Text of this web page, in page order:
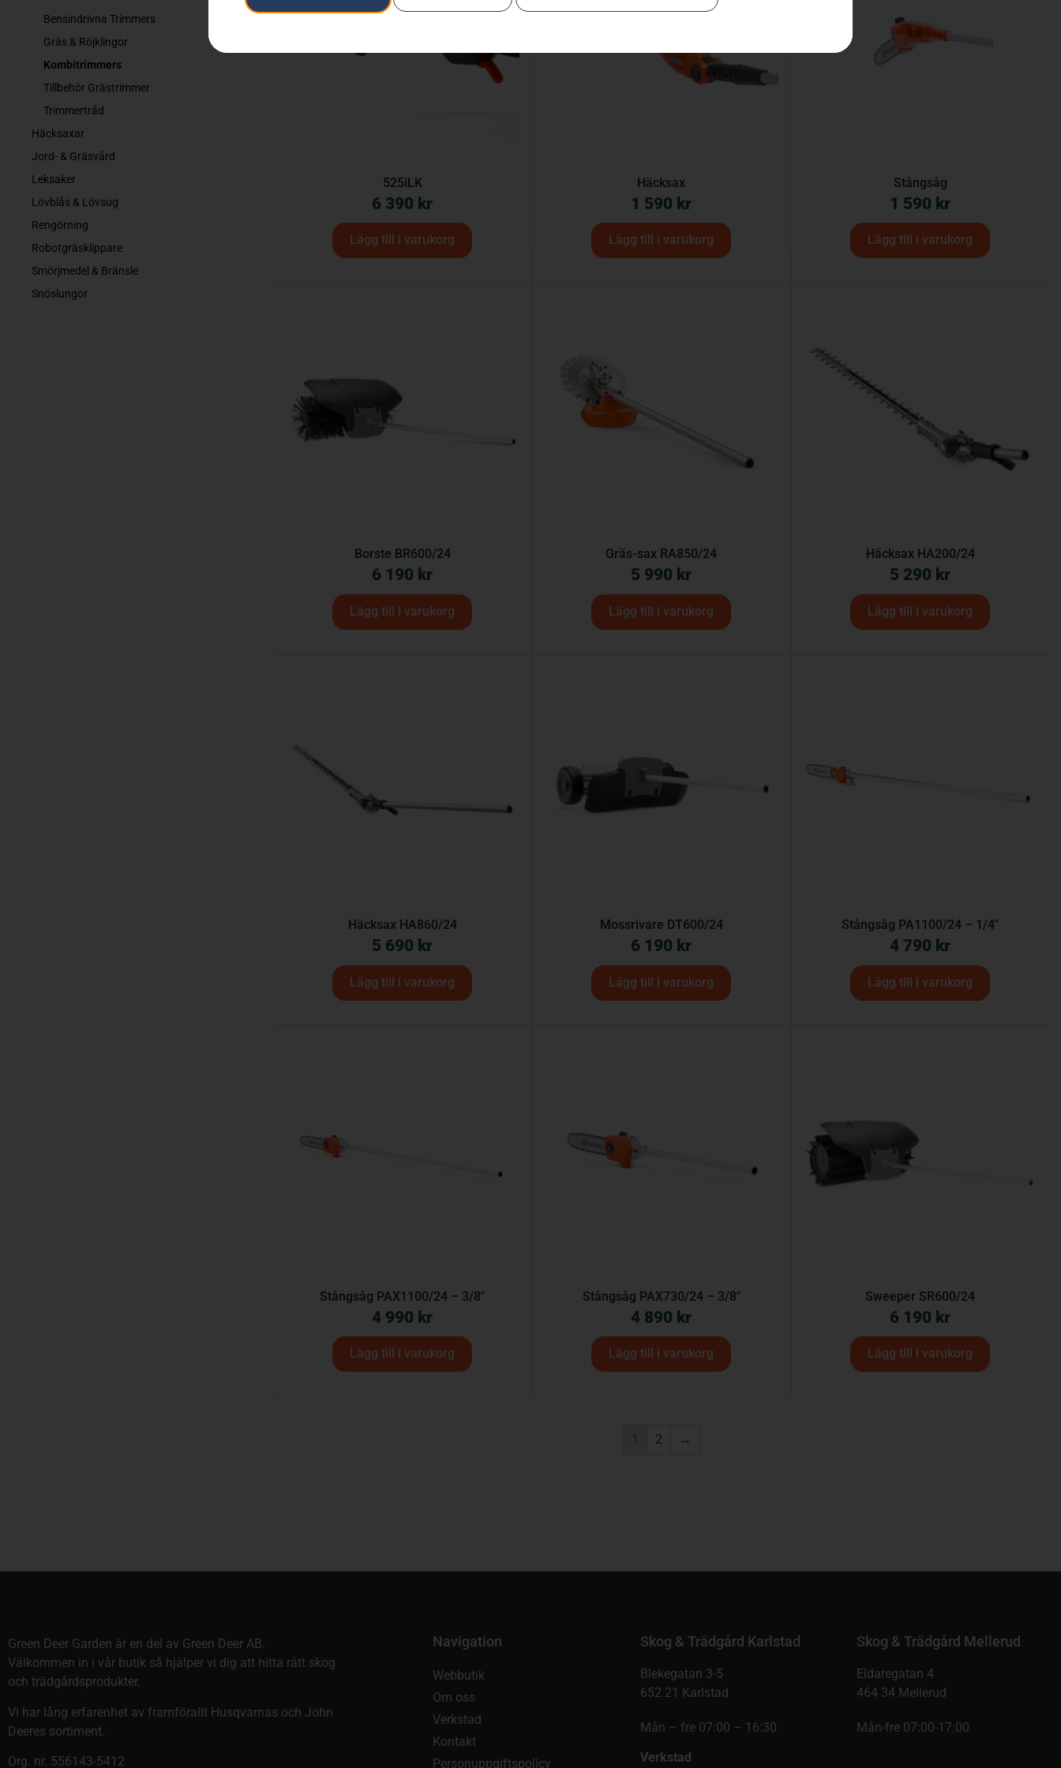
Bensindrivna Trimmers
Gräs & Röjklingor
Kombitrimmers
Tillbehör Grästrimmer
Trimmertråd
Häcksaxar
Jord- & Gräsvård
Leksaker
Lövblås & Lövsug
Rengörning
Robotgräsklippare
Smörjmedel & Bränsle
Snöslungor
525iLK
6 390 kr
Lägg till i varukorg
Häcksax
1 590 kr
Lägg till i varukorg
Stångsåg
1 590 kr
Lägg till i varukorg
Borste BR600/24
6 190 kr
Lägg till i varukorg
Gräs-sax RA850/24
5 990 kr
Lägg till i varukorg
Häcksax HA200/24
5 290 kr
Lägg till i varukorg
Häcksax HA860/24
5 690 kr
Lägg till i varukorg
Mossrivare DT600/24
6 190 kr
Lägg till i varukorg
Stångsåg PA1100/24 – 1/4″
4 790 kr
Lägg till i varukorg
Stångsåg PAX1100/24 – 3/8″
4 990 kr
Lägg till i varukorg
Stångsåg PAX730/24 – 3/8″
4 890 kr
Lägg till i varukorg
Sweeper SR600/24
6 190 kr
Lägg till i varukorg
1 2 →
Green Deer Garden är en del av Green Deer AB.
Välkommen in i vår butik så hjälper vi dig att hitta rätt skog
och trädgårdsprodukter.
Vi har lång erfarenhet av framförallt Husqvarnas och John
Deeres sortiment.
Org. nr. 556143-5412
Navigation
Webbutik
Om oss
Verkstad
Kontakt
Personuppgiftspolicy
Skog & Trädgård Karlstad
Blekegatan 3-5
652 21 Karlstad
Mån – fre 07:00 – 16:30
Verkstad
Skog & Trädgård Mellerud
Eldaregatan 4
464 34 Mellerud
Mån-fre 07:00-17:00